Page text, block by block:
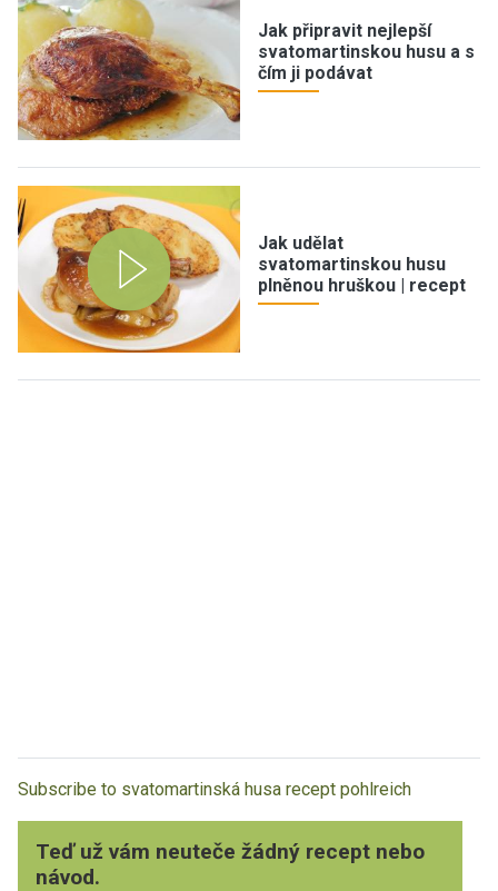
Jak připravit nejlepší
svatomartinskou husu a s
čím ji podávat
Jak udělat
svatomartinskou husu
plněnou hruškou | recept
Subscribe to svatomartinská husa recept pohlreich
Teď už vám neuteče žádný recept nebo
návod.